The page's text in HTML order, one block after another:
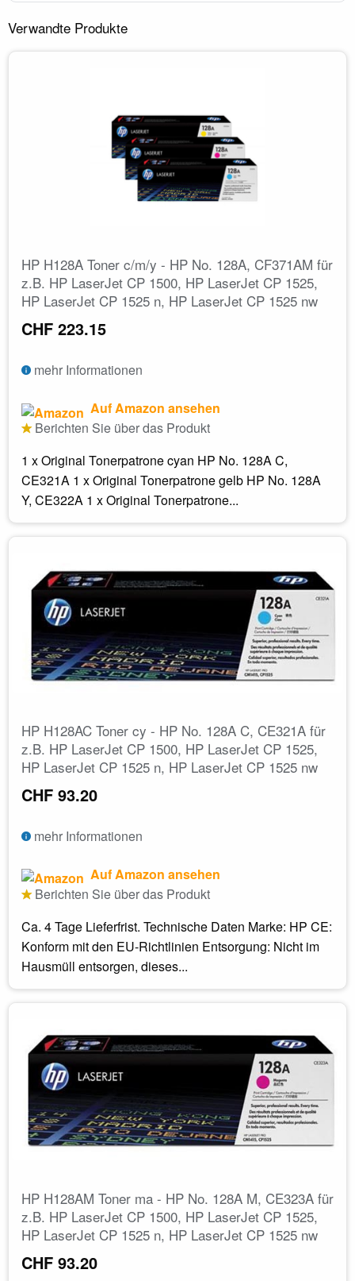
Verwandte Produkte
HP H128A Toner c/m/y - HP No. 128A, CF371AM für
z.B. HP LaserJet CP 1500, HP LaserJet CP 1525,
HP LaserJet CP 1525 n, HP LaserJet CP 1525 nw
CHF 223.15
mehr Informationen
Auf Amazon ansehen
Berichten Sie über das Produkt
1 x Original Tonerpatrone cyan HP No. 128A C,
CE321A 1 x Original Tonerpatrone gelb HP No. 128A
Y, CE322A 1 x Original Tonerpatrone...
HP H128AC Toner cy - HP No. 128A C, CE321A für
z.B. HP LaserJet CP 1500, HP LaserJet CP 1525,
HP LaserJet CP 1525 n, HP LaserJet CP 1525 nw
CHF 93.20
mehr Informationen
Auf Amazon ansehen
Berichten Sie über das Produkt
Ca. 4 Tage Lieferfrist. Technische Daten Marke: HP CE:
Konform mit den EU-Richtlinien Entsorgung: Nicht im
Hausmüll entsorgen, dieses...
HP H128AM Toner ma - HP No. 128A M, CE323A für
z.B. HP LaserJet CP 1500, HP LaserJet CP 1525,
HP LaserJet CP 1525 n, HP LaserJet CP 1525 nw
CHF 93.20